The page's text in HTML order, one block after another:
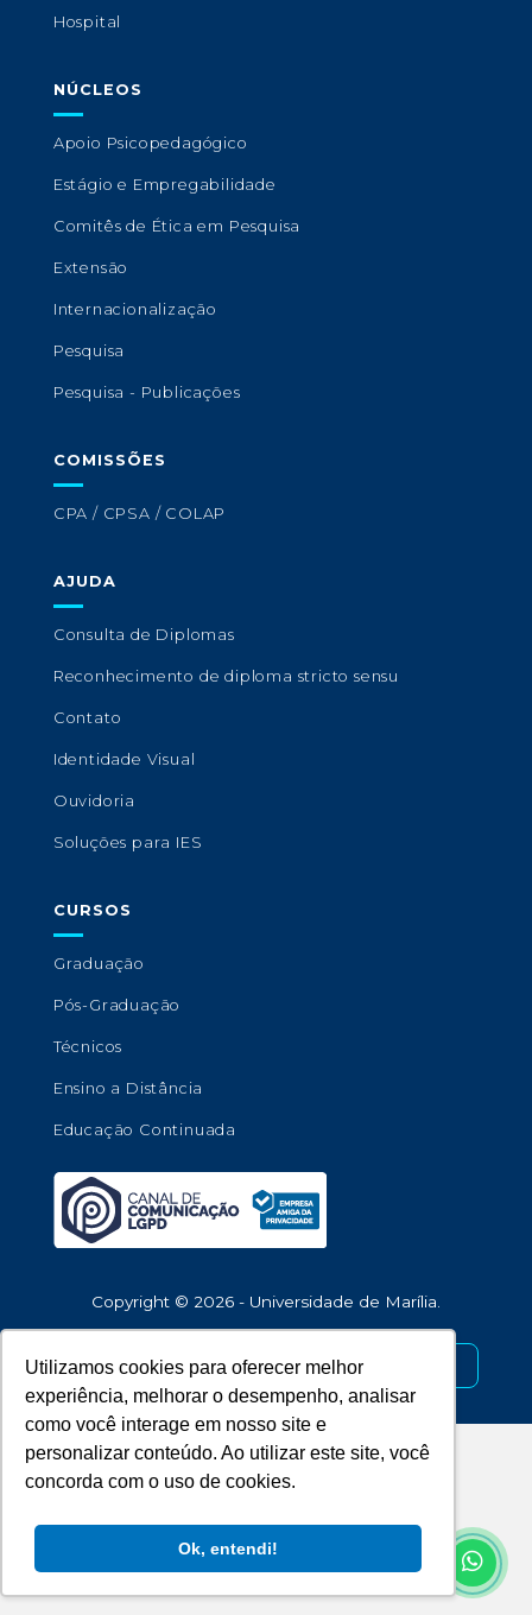
Utilizamos cookies para oferecer melhor
experiência, melhorar o desempenho, analisar
como você interage em nosso site e
personalizar conteúdo. Ao utilizar este site, você
concorda com o uso de cookies.
Ok, entendi!
Hospital
NÚCLEOS
Apoio Psicopedagógico
Estágio e Empregabilidade
Comitês de Ética em Pesquisa
Extensão
Internacionalização
Pesquisa
Pesquisa - Publicações
COMISSÕES
CPA / CPSA / COLAP
AJUDA
Consulta de Diplomas
Reconhecimento de diploma stricto sensu
Contato
Identidade Visual
Ouvidoria
Soluções para IES
CURSOS
Graduação
Pós-Graduação
Técnicos
Ensino a Distância
Educação Continuada
Copyright © 2026 - Universidade de Marília.
Desenvolvido por